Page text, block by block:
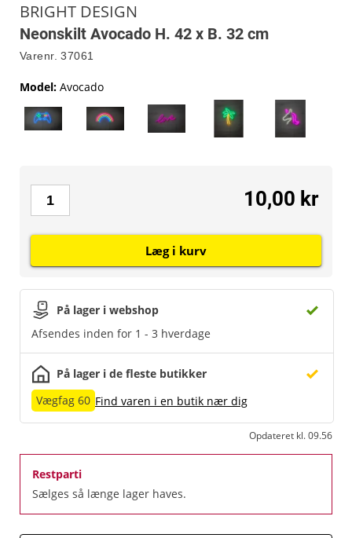
BRIGHT DESIGN
Neonskilt Avocado H. 42 x B. 32 cm
Varenr. 37061
Model: Avocado
På lager i webshop
Afsendes inden for 1 - 3 hverdage
På lager i de fleste butikker
Vægfag 60 Find varen i en butik nær dig
Opdateret kl. 09.56
Restparti
Sælges så længe lager haves.
10,00 kr
Læg i kurv